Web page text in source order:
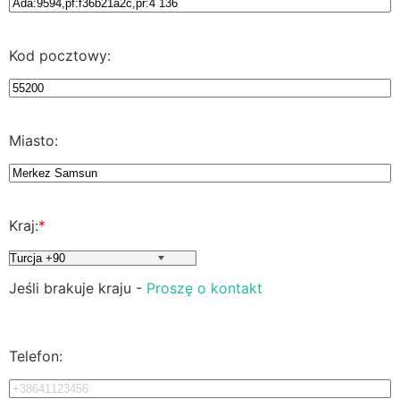
Kod pocztowy:
Miasto:
Kraj:*
Jeśli brakuje kraju - Proszę o kontakt
Telefon: